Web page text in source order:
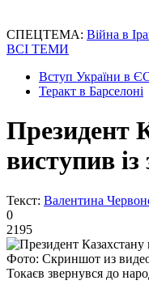
СПЕЦТЕМА: Війна в
ВСІ ТЕМИ
Вступ України в
Теракт в Барселоні
Президент
виступив
Текст: Валентина
0
2195
Фото: Скриншот из
Токаєв звернувся до